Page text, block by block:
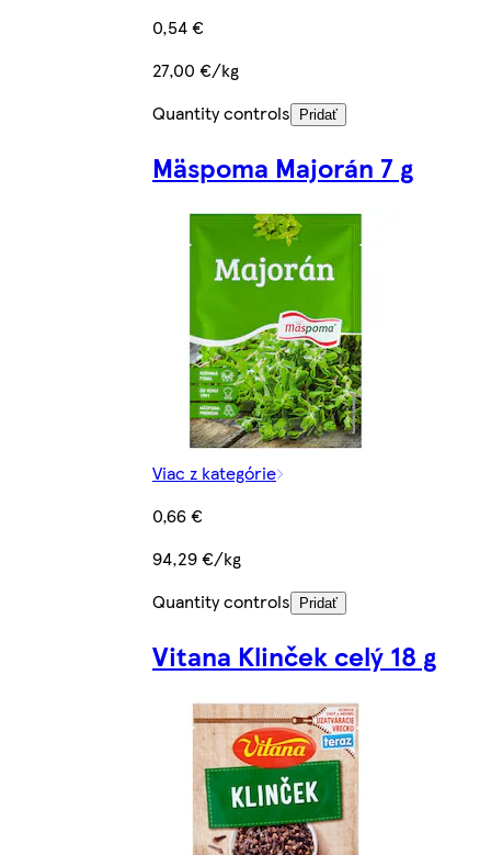
0,54 €
27,00 €/kg
Quantity controls
Pridať
Mäspoma Majorán 7 g
Viac z kategórie
0,66 €
94,29 €/kg
Quantity controls
Pridať
Vitana Klinček celý 18 g